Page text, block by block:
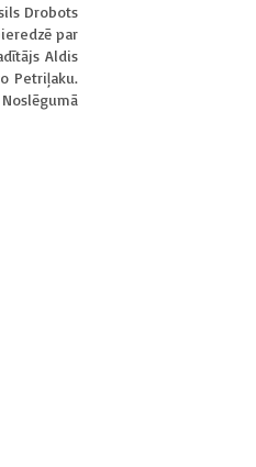
Drobots
par
Aldis
Petriļaku.